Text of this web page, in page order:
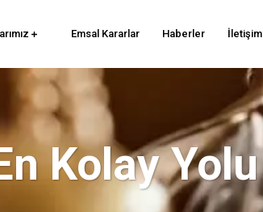
Emsal Kararlar Haberler İletişim
Kolay Yolu